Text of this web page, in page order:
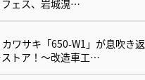
ェス、岩城滉…
ワサキ「650-W1」が息吹き返
ストア！～改造車工…